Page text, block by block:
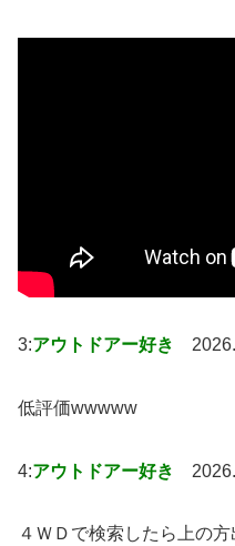
3:アウトドアー好き
低評価wwwww
4:アウトドアー好き
４ＷＤで検索したら上の方